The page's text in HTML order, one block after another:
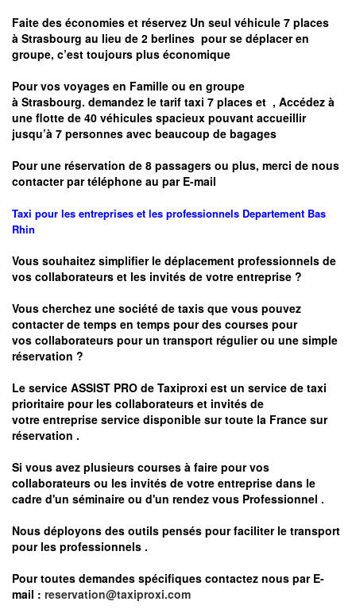
Faite des économies et réservez Un seul véhicule 7 places
à Strasbourg au lieu de 2 berlines pour se déplacer en
groupe, c’est toujours plus économique
Pour vos voyages en Famille ou en groupe
à Strasbourg. demandez le tarif taxi 7 places et , Accédez à
une flotte de 40 véhicules spacieux pouvant accueillir
jusqu’à 7 personnes avec beaucoup de bagages
Pour une réservation de 8 passagers ou plus, merci de nous
contacter par téléphone au par E-mail
Taxi pour les entreprises et les professionnels Departement Bas
Rhin
Vous souhaitez simplifier le déplacement professionnels de
vos collaborateurs et les invités de votre entreprise ?
Vous cherchez une société de taxis que vous pouvez
contacter de temps en temps pour des courses pour
vos collaborateurs pour un transport régulierou une simple
réservation ?
Le service ASSIST PRO de Taxiproxi est un service de taxi
prioritaire pour les collaborateurs et invités de
votre entreprise service disponible sur toute la France sur
réservation .
Si vous avez plusieurs courses à faire pour vos
collaborateurs ou les invités de votre entreprise dans le
cadre d'un séminaire ou d'un rendez vous Professionnel .
Nous déployons des outils pensés pour faciliter le transport
pour les professionnels .
Pour toutes demandes spécifiques contactez nous par E-
mail : reservation@taxiproxi.com